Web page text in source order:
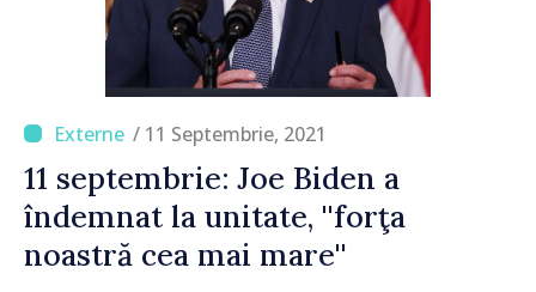
/ 11 Septembrie, 2021
11 septembrie: Joe Biden a
îndemnat la unitate, ''forţa
noastră cea mai mare''